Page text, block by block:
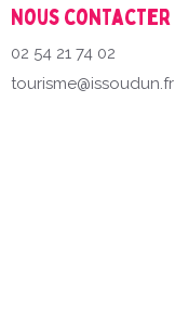
Nous contacter
02 54 21 74 02
tourisme@issoudun.fr